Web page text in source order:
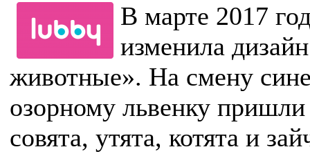
В марте 2017
изменила
животные». На смену
озорному львенку
совята, утята, котята и